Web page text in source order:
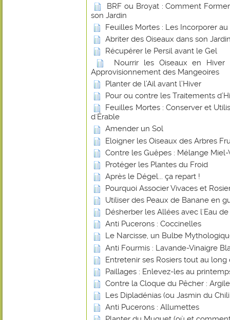
BRF ou Broyat : Comment
son Jardin
Feuilles Mortes : Les Incorporer
Abriter des Oiseaux dans son
Récupérer le Persil avant le Gel
Nourrir les Oiseaux en
Approvisionnement des Mangeoires
Planter de l’Ail avant l’Hiver
Pour ou contre les Traitements
Feuilles Mortes : Conserver et
d'Érable
Amender un Sol
Eloigner les Oiseaux des Arbres
Contre les Guêpes : Mélange Miel-
Protéger les Plantes du Froid
Après le Dégel... ça repart !
Pourquoi Associer Vivaces et
Utiliser des Peaux de Banane en
Désherber les Allées avec l'Eau
Anti Pucerons : Coccinelles
Le Narcisse, un Bulbe
Anti Fourmis : Lavande-Vinaigre
Entretenir ses Rosiers tout au long
Paillages : Enlevez-les au
Contre la Cloque du Pêcher : Argile
Les Dipladénias (ou Jasmin du
Anti Pucerons : Allumettes